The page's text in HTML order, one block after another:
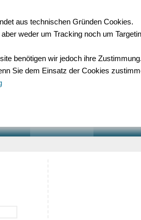
aus technischen Gründen Cookies.
weder um Tracking noch um
benötigen wir jedoch ihre
Sie dem Einsatz der Cookies